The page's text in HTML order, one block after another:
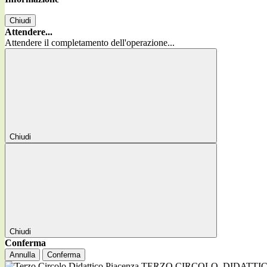
Chiudi
Attendere...
Attendere il completamento dell'operazione...
Chiudi
Chiudi
Conferma
Annulla Conferma